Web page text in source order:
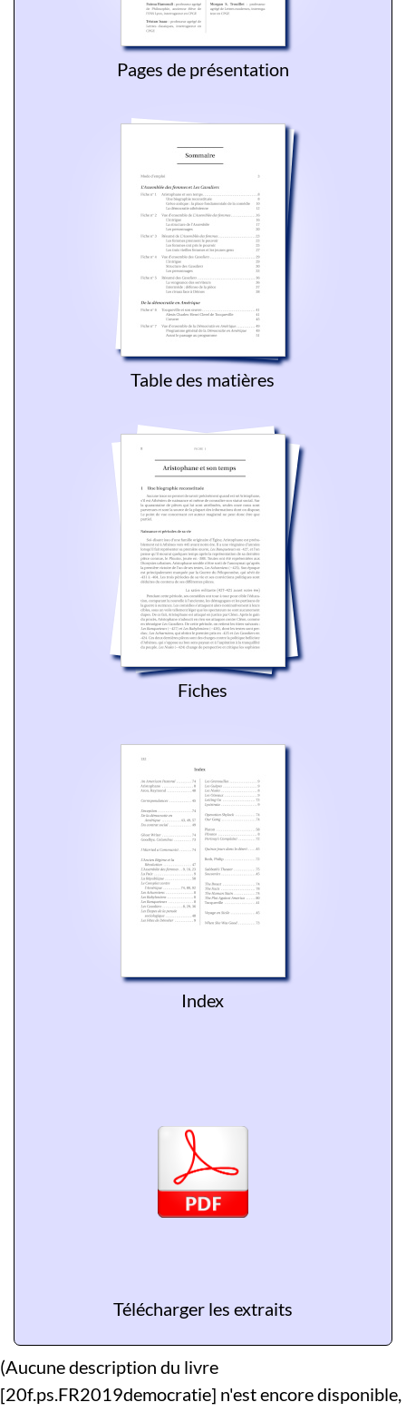
Pages de présentation
Table des matières
Fiches
Index
Télécharger les extraits
(Aucune description du livre
[20f.ps.FR2019democratie] n'est encore disponible,